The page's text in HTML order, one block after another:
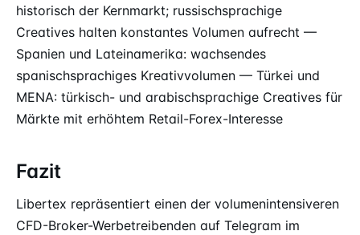
historisch der Kernmarkt; russischsprachige
Creatives halten konstantes Volumen aufrecht —
Spanien und Lateinamerika: wachsendes
spanischsprachiges Kreativvolumen — Türkei und
MENA: türkisch- und arabischsprachige Creatives für
Märkte mit erhöhtem Retail-Forex-Interesse
Fazit
Libertex repräsentiert einen der volumenintensiveren
CFD-Broker-Werbetreibenden auf Telegram im